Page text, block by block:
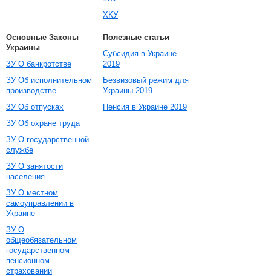
ХКУ
Основные Законы
Украины
ЗУ О банкротстве
ЗУ Об исполнительном
производстве
ЗУ Об отпусках
ЗУ Об охране труда
ЗУ О государственной
службе
ЗУ О занятости
населения
ЗУ О местном
самоуправлении в
Украине
ЗУ О
общеобязательном
государственном
пенсионном
страховании
Полезные статьи
Субсидия в Украине
2019
Безвизовый режим для
Украины 2019
Пенсия в Украине 2019